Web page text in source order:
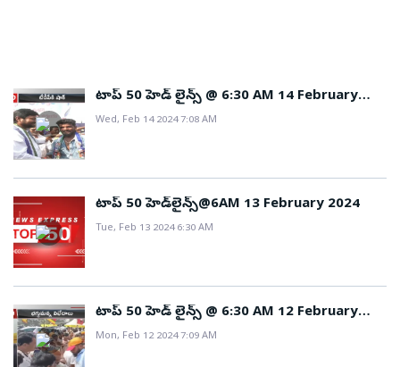
టాప్ 50 హెడ్ లైన్స్ @ 6:30 AM 14 February
2024
Wed, Feb 14 2024 7:08 AM
టాప్ 50 హెడ్‌లైన్స్@6AM 13 February 2024
Tue, Feb 13 2024 6:30 AM
టాప్ 50 హెడ్ లైన్స్ @ 6:30 AM 12 February
2024
Mon, Feb 12 2024 7:09 AM